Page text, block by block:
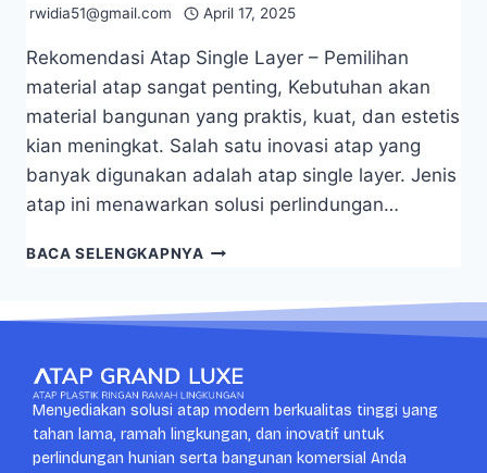
rwidia51@gmail.com April 17, 2025
Rekomendasi Atap Single Layer – Pemilihan
material atap sangat penting, Kebutuhan akan
material bangunan yang praktis, kuat, dan estetis
kian meningkat. Salah satu inovasi atap yang
banyak digunakan adalah atap single layer. Jenis
atap ini menawarkan solusi perlindungan…
BACA SELENGKAPNYA
Menyediakan solusi atap modern berkualitas tinggi yang
tahan lama, ramah lingkungan, dan inovatif untuk
perlindungan hunian serta bangunan komersial Anda